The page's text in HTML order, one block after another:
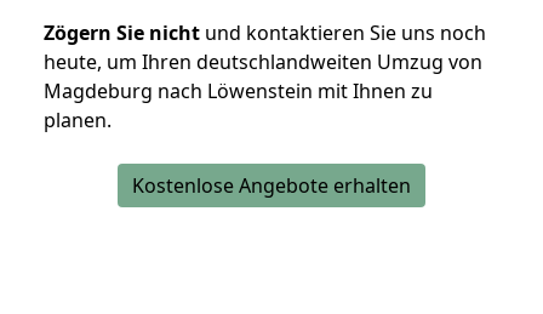
Zögern Sie nicht und kontaktieren Sie uns noch
heute, um Ihren deutschlandweiten Umzug von
Magdeburg nach Löwenstein mit Ihnen zu
planen.
Kostenlose Angebote erhalten